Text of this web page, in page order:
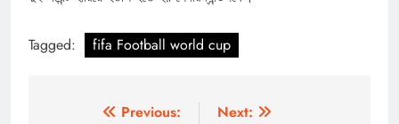
Tagged: fifa Football world cup
Previous:
Next: